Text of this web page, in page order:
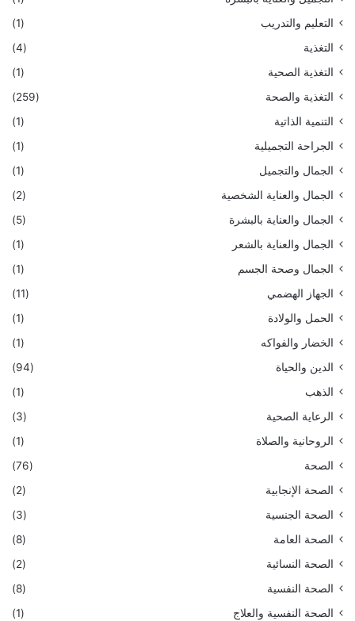
التعليم والتدريب
(1)
التغذية
(4)
التغذية الصحية
(1)
التغذية والصحة
(259)
التنمية الذاتية
(1)
الجراحة التجميلية
(1)
الجمال والتجميل
(1)
الجمال والعناية الشخصية
(2)
الجمال والعناية بالبشرة
(5)
الجمال والعناية بالشعر
(1)
الجمال وصحة الجسم
(1)
الجهاز الهضمي
(11)
الحمل والولادة
(1)
الخضار والفواكه
(1)
الدين والحياة
(94)
الذهب
(1)
الرعاية الصحية
(3)
الروحانية والصلاة
(1)
الصحة
(76)
الصحة الإنجابية
(2)
الصحة الجنسية
(3)
الصحة العامة
(8)
الصحة النسائية
(2)
الصحة النفسية
(8)
الصحة النفسية والعلاج
(1)